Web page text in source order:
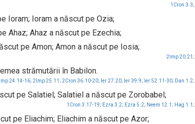
1Cron 3.3;
Ioram; Ioram a născut pe Ozia;
Ahaz; Ahaz a născut pe Ezechia;
pe Amon; Amon a născut pe Iosia;
2Imp 20.21;
strămutării în Babilon.
24.14-16; 2Imp 25.11; 2Cron 36.10-20; Ier 27.20; Ier 39.9; Ier 52.11-30; Dan 1.2;
pe Salatiel; Salatiel a născut pe Zorobabel;
1Cron 3.17-19; Ezra 3.2; Ezra 5.2; Neem 12.1; Hag 1.1;
pe Eliachim; Eliachim a născut pe Azor;